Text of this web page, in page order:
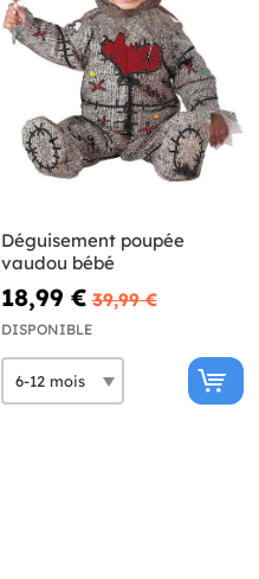
Déguisement poupée
vaudou bébé
18,99 € 39,99 €
DISPONIBLE